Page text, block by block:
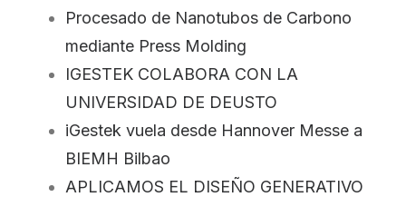
Procesado de Nanotubos de Carbono
mediante Press Molding
IGESTEK COLABORA CON LA
UNIVERSIDAD DE DEUSTO
iGestek vuela desde Hannover Messe a
BIEMH Bilbao
APLICAMOS EL DISEÑO GENERATIVO